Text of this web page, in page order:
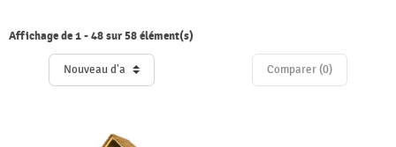
Affichage de 1 - 48 sur 58 élément(s)
Comparer (0)‎